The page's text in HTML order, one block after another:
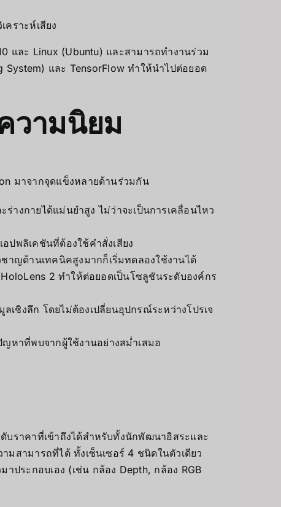
คราะห์เสียง
และ Linux (Ubuntu) และสามารถทำงานร่วม
System) และ TensorFlow ทำให้นำไปต่อยอด
วามนิยม
มาจากจุดแข็งหลายด้านร่วมกัน
างกายได้แม่นยำสูง ไม่ว่าจะเป็นการเคลื่อนไหว
ปพลิเคชันที่ต้องใช้คำสั่งเสียง
าญด้านเทคนิคสูงมากก็เริ่มทดลองใช้งานได้
2 ทำให้ต่อยอดเป็นโซลูชันระดับองค์กร
ชิงลึก โดยไม่ต้องเปลี่ยนอุปกรณ์ระหว่างโปรเจ
หาที่พบจากผู้ใช้งานอย่างสม่ำเสมอ
บราคาที่เข้าถึงได้สำหรับทั้งนักพัฒนาอิสระและ
สามารถที่ได้ ทั้งเซ็นเซอร์ 4 ชนิดในตัวเดียว
ประกอบเอง (เช่น กล้อง Depth, กล้อง RGB